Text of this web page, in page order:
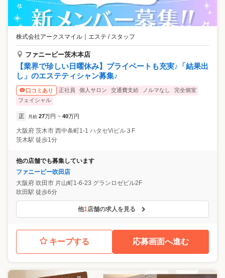
株式会社アークスマイル エステ / スタッフ
ファニービー茨木本店
【業界で珍しい日曜休み】プライベートも充実♪「結果出
し」のエステティシャン募集♪
口コミあり 正社員 個人サロン 交通費支給 ノルマなし
完全個室
フェイシャル
正 月給 27万円 ~ 40万円
大阪府 茨木市 西中条町1-1 ハタセViビル３F
茨木駅 徒歩1分
他の店舗でも募集しています
ファニービー吹田店
大阪府 吹田市 片山町1-6-23 グランロゼビル2F
吹田駅 徒歩6分
他1店舗の求人を見る
キープする 応募画面へ進む